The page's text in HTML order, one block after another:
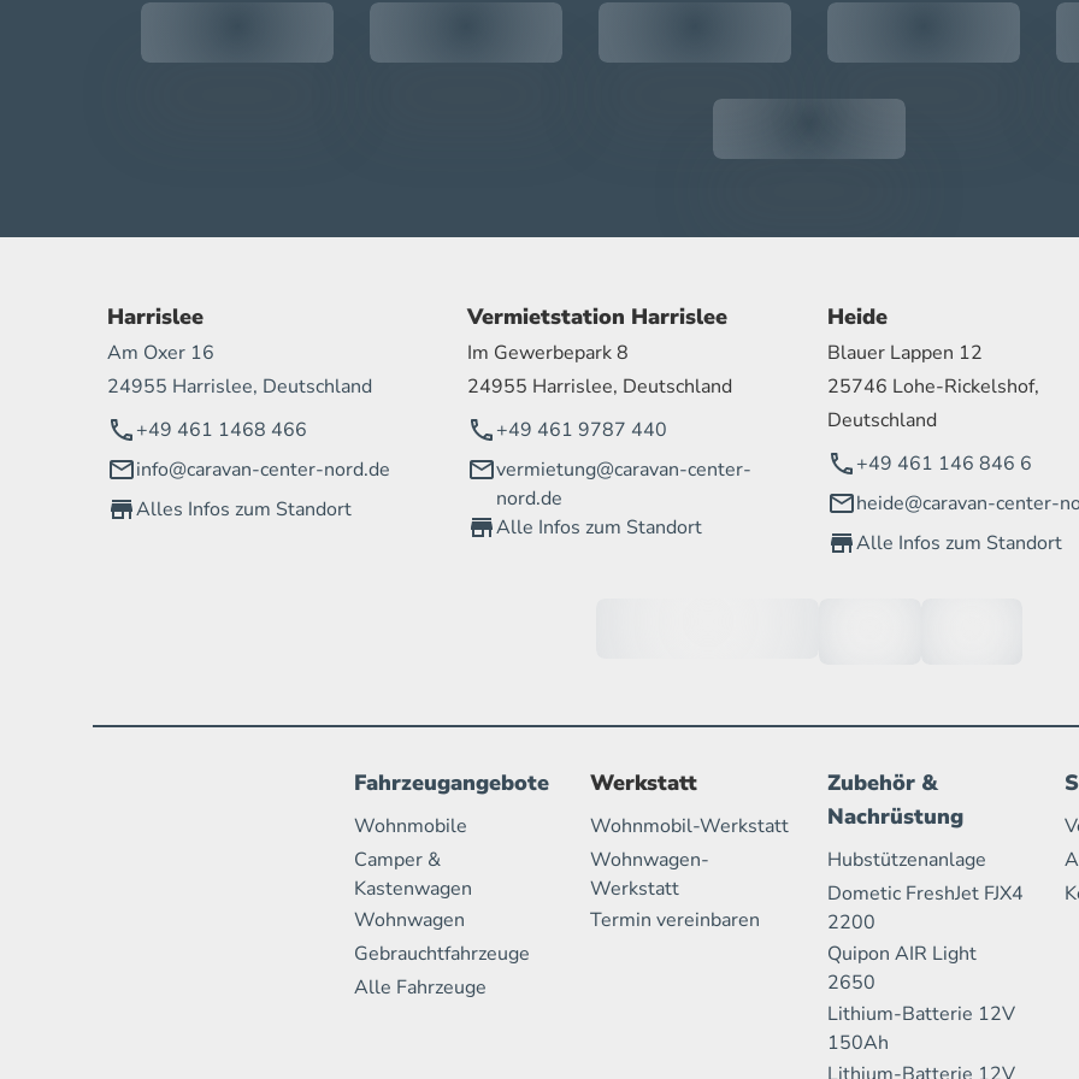
Harrislee
Am Oxer 16
24955 Harrislee, Deutschland
+49 461 1468 466
info@caravan-center-nord.de
Alles Infos zum Standort
Vermietstation Harrislee
Im Gewerbepark 8
24955 Harrislee, Deutschland
+49 461 9787 440
vermietung@caravan-center-
nord.de
Alle Infos zum Standort
Heide
Blauer Lappen 12
25746 Lohe-Rickelshof,
Deutschland
+49 461 146 846 6
heide@caravan-center-
Alle Infos zum Standort
Fahrzeugangebote
Wohnmobile
Camper &
Kastenwagen
Wohnwagen
Gebrauchtfahrzeuge
Alle Fahrzeuge
Werkstatt
Wohnmobil-Werkstatt
Wohnwagen-
Werkstatt
Termin vereinbaren
Zubehör &
Nachrüstung
Hubstützenanlage
Dometic FreshJet FJX4
2200
Quipon AIR Light
2650
Lithium-Batterie 12V
150Ah